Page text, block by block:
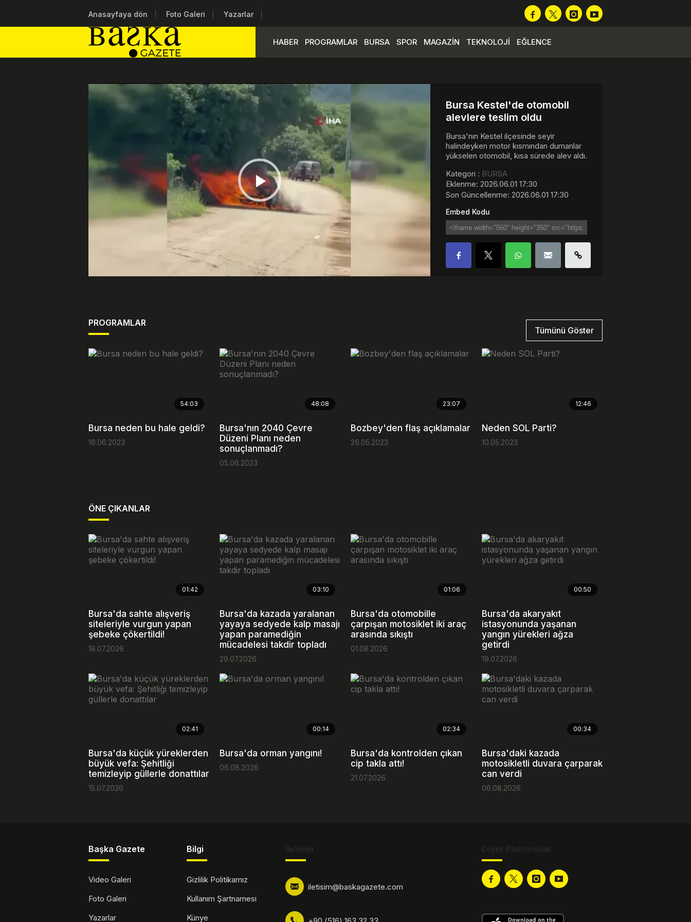
Anasayfaya dön Foto Galeri Yazarlar
HABER PROGRAMLAR BURSA SPOR MAGAZİN TEKNOLOJİ EĞLENCE
Play
Bursa Kestel'de otomobil
alevlere teslim oldu
Bursa'nın Kestel ilçesinde seyir
halindeyken motor kısmından dumanlar
yükselen otomobil, kısa sürede alev aldı.
Kategori : BURSA
Eklenme: 2026.06.01 17:30
Son Güncellenme: 2026.06.01 17:30
Embed Kodu
PROGRAMLAR
Tümünü Göster
54:03
Bursa neden bu hale geldi?
16.06.2023
48:08
Bursa'nın 2040 Çevre
Düzeni Planı neden
sonuçlanmadı?
05.06.2023
23:07
Bozbey'den flaş açıklamalar
26.05.2023
12:46
Neden SOL Parti?
10.05.2023
ÖNE ÇIKANLAR
01:42
Bursa'da sahte alışveriş
siteleriyle vurgun yapan
şebeke çökertildi!
18.07.2026
03:10
Bursa'da kazada yaralanan
yayaya sedyede kalp masajı
yapan paramediğin
mücadelesi takdir topladı
29.07.2026
01:06
Bursa'da otomobille
çarpışan motosiklet iki araç
arasında sıkıştı
01.08.2026
00:50
Bursa'da akaryakıt
istasyonunda yaşanan
yangın yürekleri ağza
getirdi
19.07.2026
02:41
Bursa'da küçük yüreklerden
büyük vefa: Şehitliği
temizleyip güllerle donattılar
15.07.2026
00:14
Bursa'da orman yangını!
06.08.2026
02:34
Bursa'da kontrolden çıkan
cip takla attı!
21.07.2026
00:34
Bursa'daki kazada
motosikletli duvara çarparak
can verdi
06.08.2026
Başka Gazete
Video Galeri
Foto Galeri
Yazarlar
Bilgi
Gizlilik Politikamız
Kullanım Şartnamesi
Künye
İletişim
iletisim@baskagazete.com
Diğer Platformlar